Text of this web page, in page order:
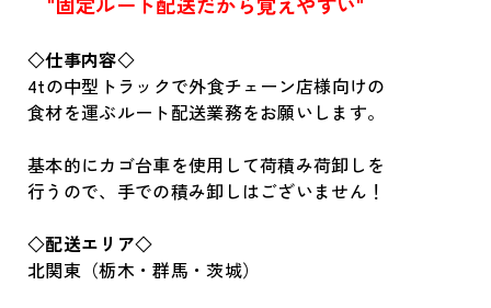
◇仕事内容◇
4tの中型トラックで外食チェーン店様向けの
食材を運ぶルート配送業務をお願いします。
基本的にカゴ台車を使用して荷積み荷卸しを
行うので、手での積み卸しはございません！
◇配送エリア◇
北関東（栃木・群馬・茨城）